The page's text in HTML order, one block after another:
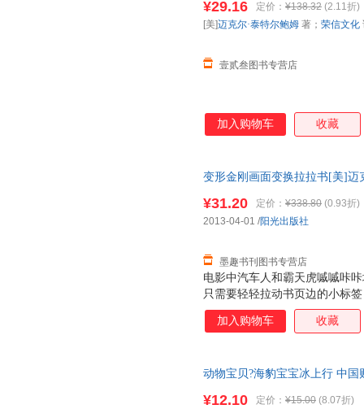
非一套，电子发票！
¥29.16 定价： ¥138.32 (2.11折)
壹贰叁图书专营店
[美]迈克尔·泰特尔鲍姆 著； 荣信文化
加入购物车 收藏
变形金刚画面变换拉拉书[美]迈
电子发票！
电影中汽车人和霸天虎嘁嘁咔
只需要轻轻拉动书页边的小标
之间来回变换。阅读这个发生
让擎天柱、威震天、大黄蜂他
¥31.20 定价： ¥338.80 (0.93折)
墨趣书刊图书专营店
2013-04-01 /阳光出版社
加入购物车 收藏
动物宝贝?海豹宝宝冰上行 中
¥12.10 定价： ¥15.00 (8.07折)